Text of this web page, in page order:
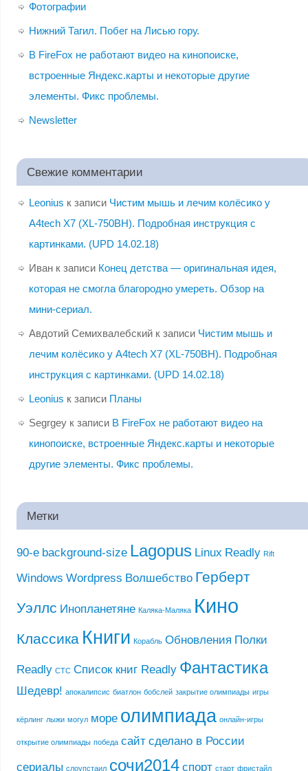
Фотографии
Нижний Тагил. Побег на Лисью гору.
В FireFox не работают видео на кинопоиске,
встроенные Яндекс.карты и некоторые другие
элементы. Фикс проблемы.
Newsletter
Свежие комментарии
Leonius к записи Чистим мышь и лечим колёсико у
A4tech X7 (XL-750BH). Подробная инструкция с
картинками. (UPD 14.02.18)
Иванк записи Конец детства — оригинальная идея,
которая не смогла благородно умереть. Обзор на
мини-сериал.
Авдотий Семихвалебскийк записи Чистим мышь и
лечим колёсико у A4tech X7 (XL-750BH). Подробная
инструкция с картинками. (UPD 14.02.18)
Leonius к записи Планы
Segrgeyк записи В FireFox не работают видео на
кинопоиске, встроенные Яндекс.карты и некоторые
другие элементы. Фикс проблемы.
Метки
90-е background-size Lagopus Linux Readly Rift
Windows Wordpress Волшебство Герберт
Уэллс Инопланетяне Каляка-Маляка Кино
Классика Книги Корабль Обновления Полки
Readly СТС Список книг Readly Фантастика
Шедевр! апокалипсис биатлон бобслей закрытие олимпиады игры
кёрлинг лыжи могул море олимпиада онлайн-игры
открытие олимпиады победа сайт сделано в России
сериалы слоупстаил сочи2014 спорт старт фристайл